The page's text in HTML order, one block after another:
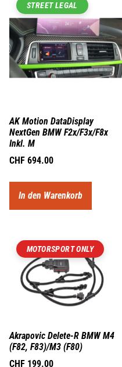
STREET LEGAL
AK Motion DataDisplay
NextGen BMW F2x/F3x/F8x
Inkl. M
CHF 694.00
In den Warenkorb
MOTORSPORT ONLY
Akrapovic Delete-R BMW M4
(F82, F83)/M3 (F80)
CHF 199.00